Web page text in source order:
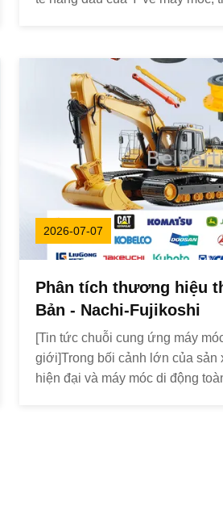
một trong những sự kiện quan
2026-07-07
Phân tích thương hiệu
Bản - Nachi-Fujikoshi
[Tin tức chuỗi cung ứng máy
giới]Trong bối cảnh lớn của sản
hiện đại và máy móc di động